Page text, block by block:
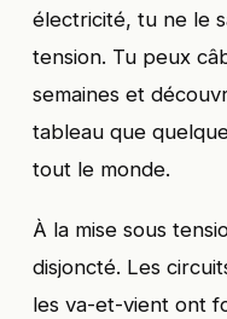
électricité, tu ne le
tension. Tu peux
semaines et
tableau que
tout le monde.
À la mise sous
disjoncté. Les
les va-et-vient ont